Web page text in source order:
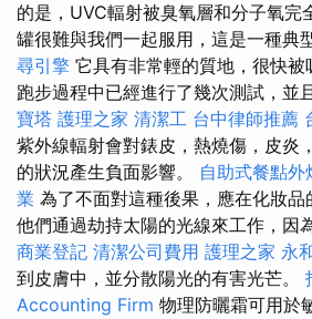
的是，UVC輻射被臭氧層和分子氧完
罐很難與我們一起服用，這是一種典
尋引擎 它具有非常輕的質地，很快被
跑步過程中已經進行了幾次測試，並
寶塔 護理之家 清潔工 台中律師推薦
紫外線輻射會對錶皮，熱燒傷，皮炎
的狀況產生負面影響。 自助式餐點外
業 為了不面對這種後果，應在化妝品
他們通過劫持太陽的光線來工作，因
商業登記 清潔公司費用 護理之家 永
到皮膚中，並分散陽光的有害光芒。
Accounting Firm 物理防曬霜可用於